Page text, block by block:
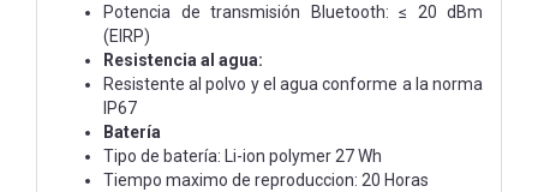
Potencia de transmisión Bluetooth: ≤ 20 dBm
(EIRP)
Resistencia al agua:
Resistente al polvo y el agua conforme a la norma
IP67
Batería
Tipo de batería: Li-ion polymer 27 Wh
Tiempo maximo de reproduccion: 20 Horas